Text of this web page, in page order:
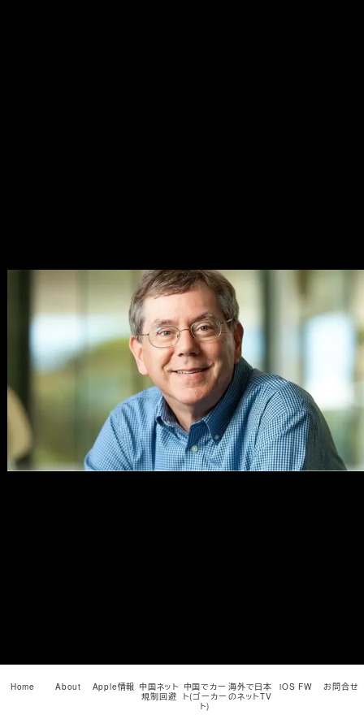
メ
イ
ン
コ
ン
Home About Apple情報 中国ネット
規制回避
中国でカー
ト(ゴーカー
ト)
海外で日本
のネットTV
iOS FW お問合せ